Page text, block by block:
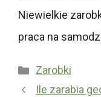
Niewielkie
praca na
Kategorie
Zarobki
Ile zarabia